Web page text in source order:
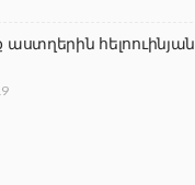
հելոուինյան